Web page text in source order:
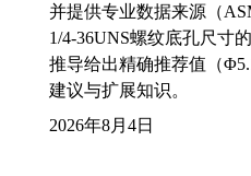
并提供专业数据来源（
1/4-36UNS螺纹底孔尺寸
推导给出精确推荐值（
建议与扩展知识。
2026年8月4日